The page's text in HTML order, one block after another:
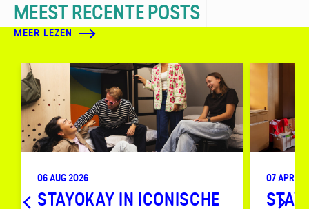
MEEST RECENTE POSTS
MEER LEZEN
06 AUG 2026
STAYOKAY IN ICONISCHE
07 APR